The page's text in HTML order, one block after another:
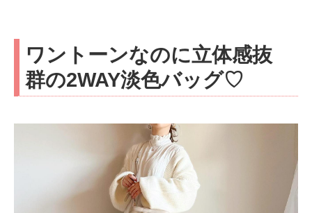
ワントーンなのに立体感抜
群の2WAY淡色バッグ♡